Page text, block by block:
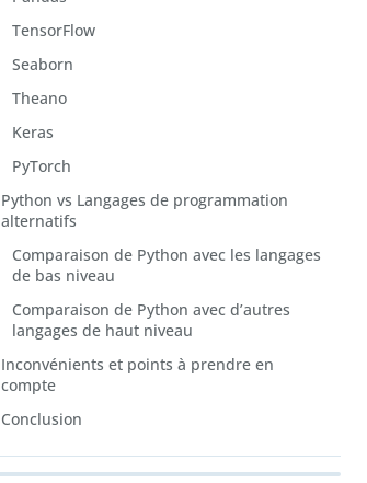
TensorFlow
Seaborn
Theano
Keras
PyTorch
Python vs Langages de programmation
alternatifs
Comparaison de Python avec les langages
de bas niveau
Comparaison de Python avec d’autres
langages de haut niveau
Inconvénients et points à prendre en
compte
Conclusion